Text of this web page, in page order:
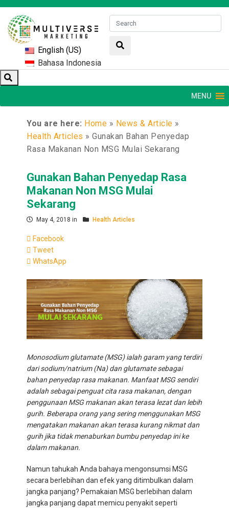
English (US)
Bahasa Indonesia
MENU
You are here: Home » News & Article »
Health Articles »Gunakan Bahan Penyedap
Rasa Makanan Non MSG Mulai Sekarang
Gunakan Bahan Penyedap Rasa
Makanan Non MSG Mulai
Sekarang
May 4, 2018 in Health Articles
Facebook
Tweet
WhatsApp
Monosodium glutamate (MSG) ialah garam yang terdiri
dari sodium/natrium (Na) dan glutamate sebagai
bahan penyedap rasa makanan. Manfaat MSG sendiri
adalah sebagai penguat cita rasa makanan, dengan
penggunaan MSG makanan akan terasa lezat dan lebih
gurih. Beberapa orang yang sering menggunakan MSG
mengatakan makanan akan terasa kurang nikmat dan
gurih jika tidak menaburkan bumbu penyedap ini ke
dalam makanan.
Namun tahukah Anda bahaya mengonsumsi MSG
secara berlebihan dan efek yang ditimbulkan dalam
jangka panjang? Pemakaian MSG berlebihan dalam
jangka panjang dapat memicu penyakit seperti